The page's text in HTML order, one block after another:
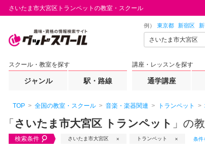
さいたま市大宮区トランペットの教室・スクール
例） 東京都 新宿区
スクール・教室を探す
ジャンル 駅・路線
講座・レッスンを探す
通学講座
TOP 全国の教室・スクール 音楽・楽器関連 トランペット
「 さいたま市大宮区 トランペット 」の
検索条件 さいたま市大宮区 トランペット 条件